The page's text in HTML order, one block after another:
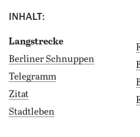
INHALT:
Langstrecke
Berliner Schnuppen
Telegramm
Zitat
Stadtleben